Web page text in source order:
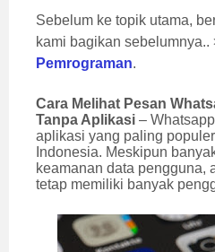
Sebelum ke topik utama,
kami bagikan sebelumnya..
Pemrograman.
Cara Melihat Pesan
Tanpa Aplikasi –
aplikasi yang paling
Indonesia. Meskipun
keamanan data pengguna,
tetap memiliki banyak